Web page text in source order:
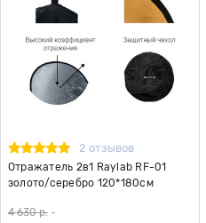
2 отзывов
Отражатель 2в1 Raylab RF-01
золото/серебро 120*180см
4 630 р. -